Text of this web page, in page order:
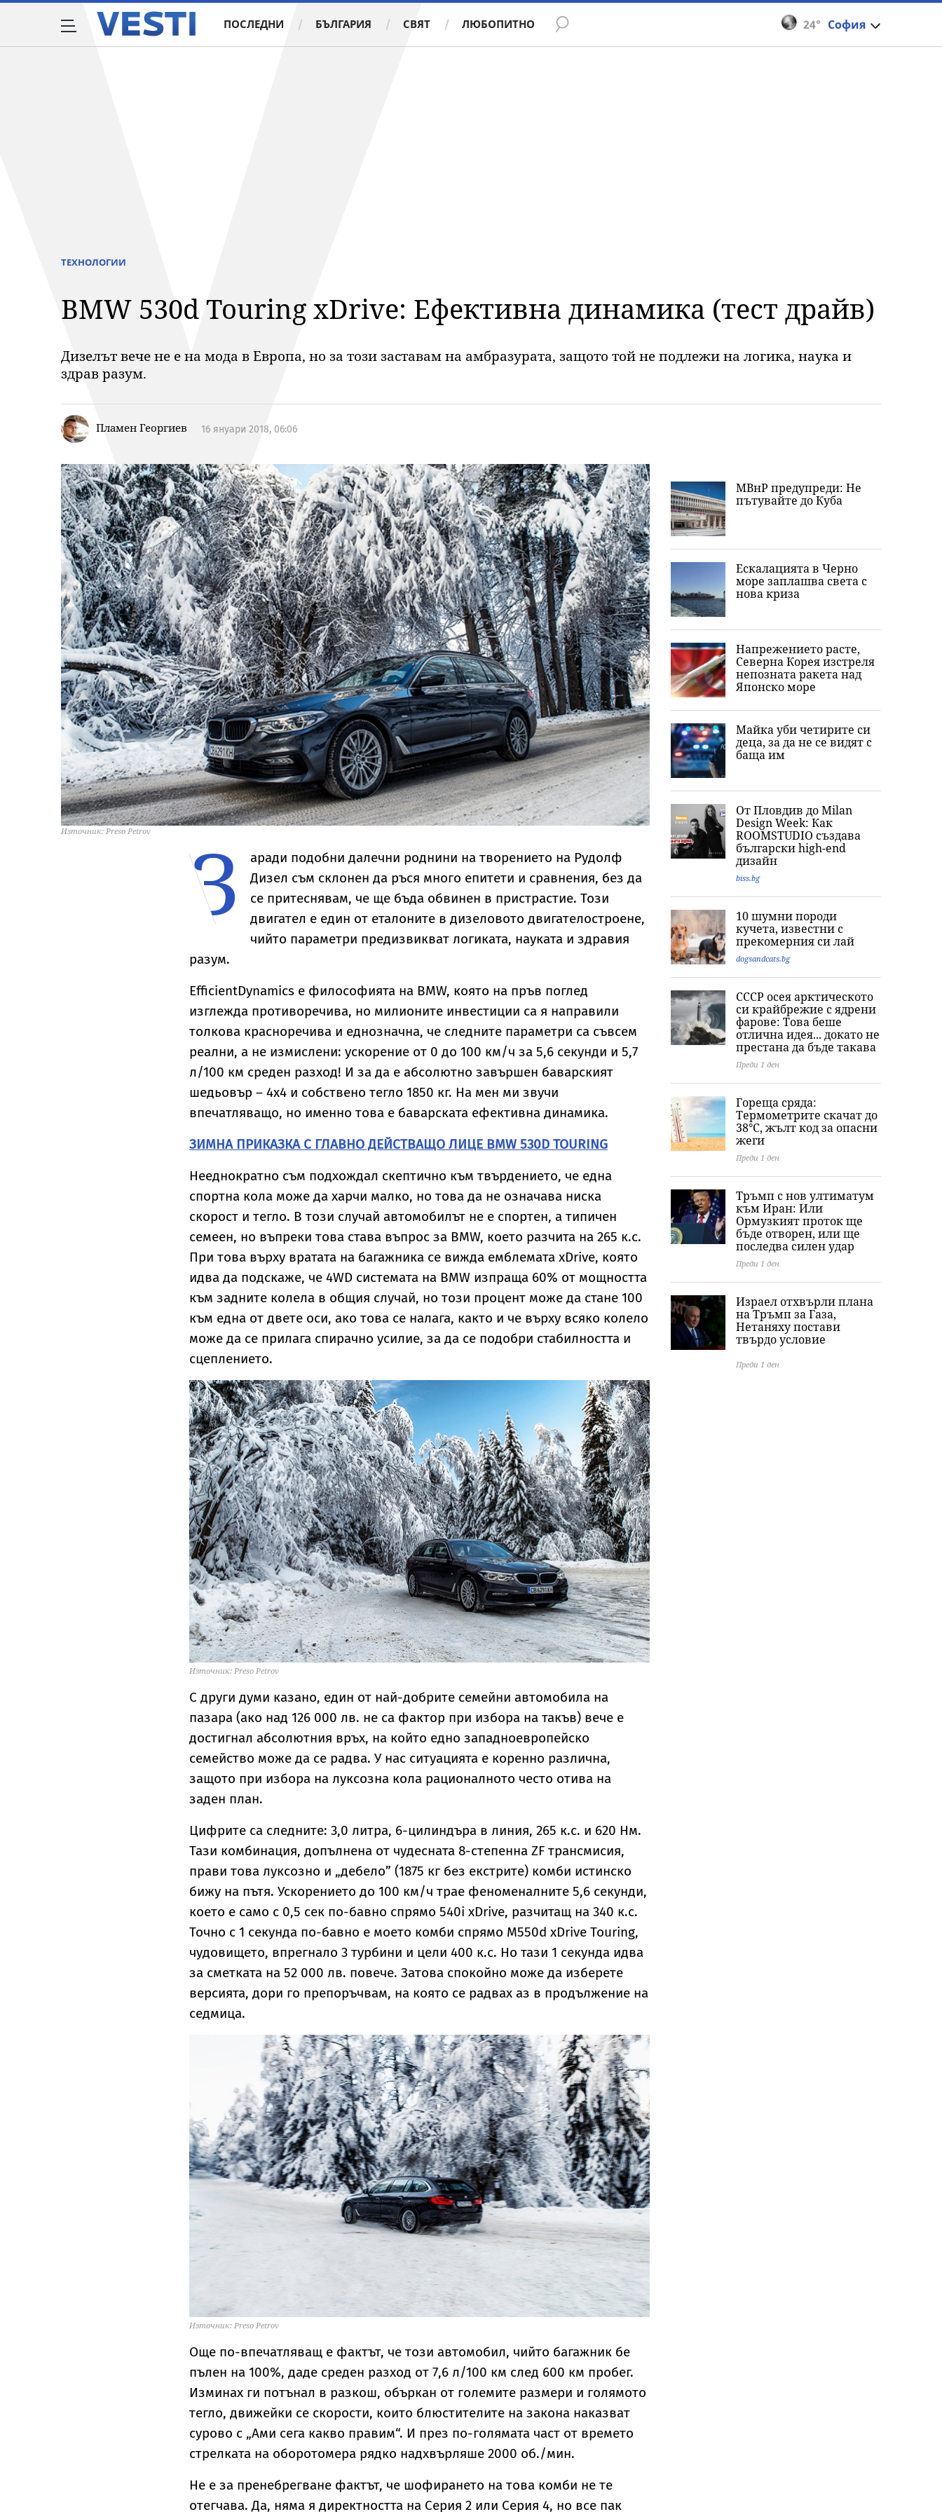
24° София
ПОСЛЕДНИ БЪЛГАРИЯ СВЯТ ЛЮБОПИТНО
ТЕХНОЛОГИИ
BMW 530d Touring xDrive: Ефективна динамика (тест драйв)
Дизелът вече не е на мода в Европа, но за този заставам на амбразурата, защото той не подлежи на логика, наука и
здрав разум.
Пламен Георгиев 16 януари 2018, 06:06
Източник: Preso Petrov З
аради подобни далечни роднини на творението на Рудолф
Дизел съм склонен да ръся много епитети и сравнения, без да
се притеснявам, че ще бъда обвинен в пристрастие. Този
двигател е един от еталоните в дизеловото двигателостроене,
чийто параметри предизвикват логиката, науката и здравия
разум.
EfficientDynamics е философията на BMW, която на пръв поглед
изглежда противоречива, но милионите инвестиции са я направили
толкова красноречива и еднозначна, че следните параметри са съвсем
реални, а не измислени: ускорение от 0 до 100 км/ч за 5,6 секунди и 5,7
л/100 км среден разход! И за да е абсолютно завършен баварският
шедьовър – 4х4 и собствено тегло 1850 кг. На мен ми звучи
впечатляващо, но именно това е баварската ефективна динамика.
ЗИМНА ПРИКАЗКА С ГЛАВНО ДЕЙСТВАЩО ЛИЦЕ BMW 530D TOURING
Нееднократно съм подхождал скептично към твърдението, че една
спортна кола може да харчи малко, но това да не означава ниска
скорост и тегло. В този случай автомобилът не е спортен, а типичен
семеен, но въпреки това става въпрос за BMW, което разчита на 265 к.с.
При това върху вратата на багажника се вижда емблемата xDrive, която
идва да подскаже, че 4WD системата на BMW изпраща 60% от мощността
към задните колела в общия случай, но този процент може да стане 100
към една от двете оси, ако това се налага, както и че върху всяко колело
може да се прилага спирачно усилие, за да се подобри стабилността и
сцеплението.
Източник: Preso Petrov
С други думи казано, един от най-добрите семейни автомобила на
пазара (ако над 126 000 лв. не са фактор при избора на такъв) вече е
достигнал абсолютния връх, на който едно западноевропейско
семейство може да се радва. У нас ситуацията е коренно различна,
защото при избора на луксозна кола рационалното често отива на
заден план.
Цифрите са следните: 3,0 литра, 6-цилиндъра в линия, 265 к.с. и 620 Нм.
Тази комбинация, допълнена от чудесната 8-степенна ZF трансмисия,
прави това луксозно и „дебело” (1875 кг без екстрите) комби истинско
бижу на пътя. Ускорението до 100 км/ч трае феноменалните 5,6 секунди,
което е само с 0,5 сек по-бавно спрямо 540i xDrive, разчитащ на 340 к.с.
Точно с 1 секунда по-бавно е моето комби спрямо M550d xDrive Touring,
чудовището, впрегнало 3 турбини и цели 400 к.с. Но тази 1 секунда идва
за сметката на 52 000 лв. повече. Затова спокойно може да изберете
версията, дори го препоръчвам, на която се радвах аз в продължение на
седмица.
Източник: Preso Petrov
Още по-впечатляващ е фактът, че този автомобил, чийто багажник бе
пълен на 100%, даде среден разход от 7,6 л/100 км след 600 км пробег.
Изминах ги потънал в разкош, объркан от големите размери и голямото
тегло, движейки се скорости, които блюстителите на закона наказват
сурово с „Ами сега какво правим“. И през по-голямата част от времето
стрелката на оборотомера рядко надхвърляше 2000 об./мин.
Не е за пренебрегване фактът, че шофирането на това комби не те
отегчава. Да, няма я директността на Серия 2 или Серия 4, но все пак
МВнР предупреди: Не
пътувайте до Куба
Ескалацията в Черно
море заплашва света с
нова криза
Напрежението расте,
Северна Корея изстреля
непозната ракета над
Японско море
Майка уби четирите си
деца, за да не се видят с
баща им
От Пловдив до Milan
Design Week: Как
ROOMSTUDIO създава
български high-end
дизайн
biss.bg
10 шумни породи
кучета, известни с
прекомерния си лай
dogsandcats.bg
СССР осея арктическото
си крайбрежие с ядрени
фарове: Това беше
отлична идея... докато не
престана да бъде такава
Преди 1 ден
Гореща сряда:
Термометрите скачат до
38°C, жълт код за опасни
жеги
Преди 1 ден
Тръмп с нов ултиматум
към Иран: Или
Ормузкият проток ще
бъде отворен, или ще
последва силен удар
Преди 1 ден
Израел отхвърли плана
на Тръмп за Газа,
Нетаняху постави
твърдо условие
Преди 1 ден